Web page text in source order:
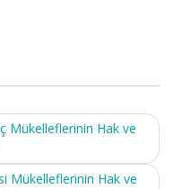
Mükelleflerinin Hak ve
Mükelleflerinin Hak ve